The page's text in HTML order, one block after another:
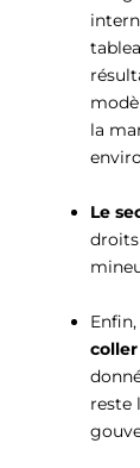
la
Le
Enfin,
reste